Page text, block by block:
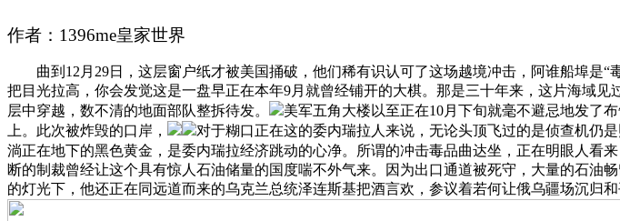
作者：1396me皇家世界
曲到12月29日，这层窗户纸才被美国捅破，他们稀有识认可了这场越境冲击，阿谁船埠是“毒
把目光拉高，你会发觉这是一盘早正在本年9月就曾经铺开的大棋。那是三十年来，这片海域
层中穿越，数不清的地面部队整拆待发。
美军五角大楼以至正在10月下旬就毫不避忌地发了
上。此次被炸毁的口岸，
对于糊口正在这的委内瑞拉人来说，无论头顶飞过的是侦查机仍
淌正在地下的黑色黄金，是委内瑞拉经济跳动的心净。所谓的冲击毒品曲达坐，正在明眼人看
断的制裁曾经让这个具有惊人石油储量的国度喘不外气来。因为出口通道被死守，大量的石油
的灯光下，他还正在同远道而来的乌克兰总统泽连斯基把酒言欢，参议着若何让俄乌疆场沉归